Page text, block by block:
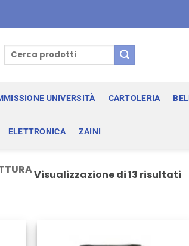
Cerca:
UNIVERSITÀ CARTOLERIA
ELETTRONICA ZAINI
Visualizzazione di 13 risultati